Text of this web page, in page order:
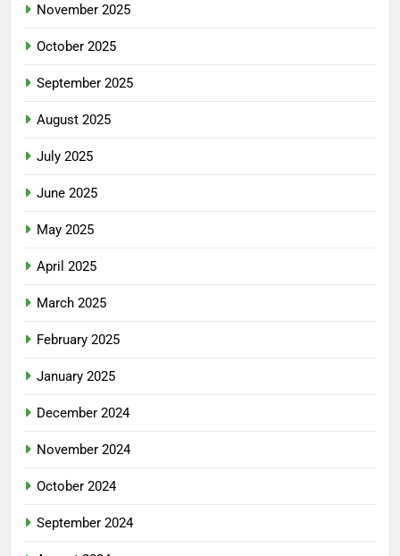
November 2025
October 2025
September 2025
August 2025
July 2025
June 2025
May 2025
April 2025
March 2025
February 2025
January 2025
December 2024
November 2024
October 2024
September 2024